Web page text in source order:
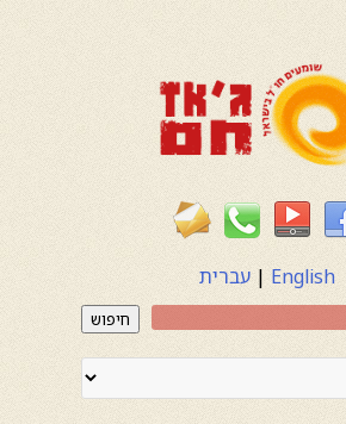
English
| עברית
חיפוש